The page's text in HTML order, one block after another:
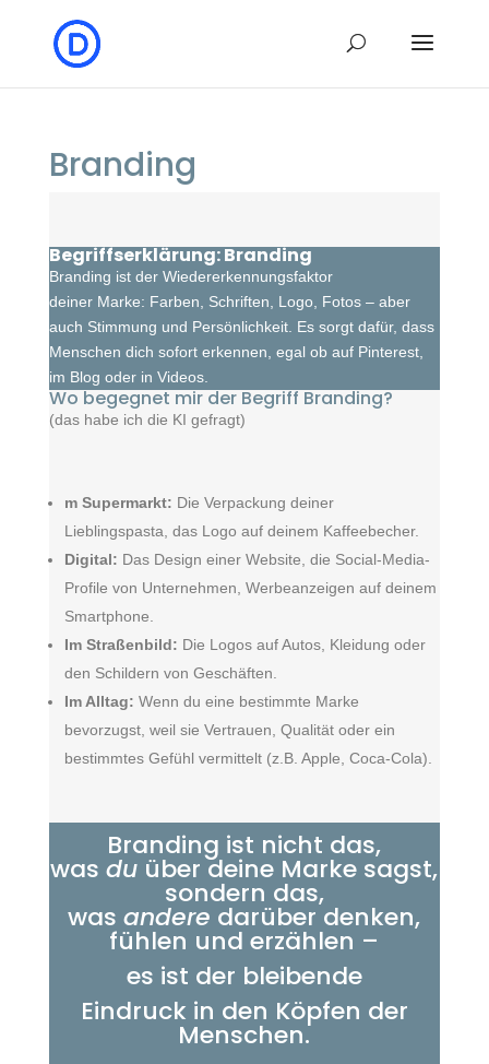
Branding
Begriffserklärung: Branding
Branding ist der Wiedererkennungsfaktor
deiner Marke: Farben, Schriften, Logo, Fotos – aber
auch Stimmung und Persönlichkeit. Es sorgt dafür, dass
Menschen dich sofort erkennen, egal ob auf Pinterest,
im Blog oder in Videos.
Wo begegnet mir der Begriff Branding?
(das habe ich die KI gefragt)
m Supermarkt: Die Verpackung deiner
Lieblingspasta, das Logo auf deinem Kaffeebecher.
Digital: Das Design einer Website, die Social-Media-
Profile von Unternehmen, Werbeanzeigen auf deinem
Smartphone.
Im Straßenbild: Die Logos auf Autos, Kleidung oder
den Schildern von Geschäften.
Im Alltag: Wenn du eine bestimmte Marke
bevorzugst, weil sie Vertrauen, Qualität oder ein
bestimmtes Gefühl vermittelt (z.B. Apple, Coca-Cola).
Branding ist nicht das,
wasdu über deine Marke sagst,
sondern das,
wasandere darüber denken,
fühlen und erzählen –
es ist der bleibende
Eindruck in den Köpfen der
Menschen.